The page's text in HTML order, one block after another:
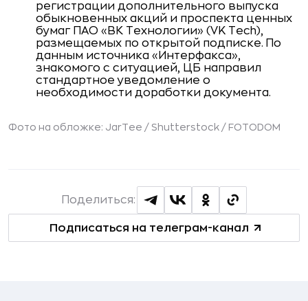
регистрации дополнительного выпуска
обыкновенных акций и проспекта ценных
бумаг ПАО «ВК Технологии» (VK Tech),
размещаемых по открытой подписке. По
данным источника «Интерфакса»,
знакомого с ситуацией, ЦБ направил
стандартное уведомление о
необходимости доработки документа.
Фото на обложке: JarTee / Shutterstock / FOTODOM
Подписаться на телеграм-канал
Поделиться: